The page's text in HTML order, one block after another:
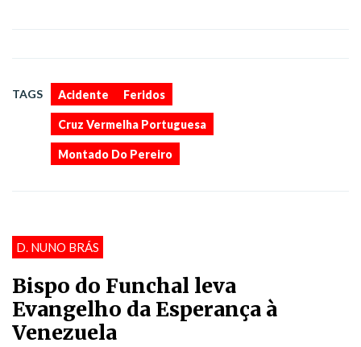
TAGS Acidente Feridos
Cruz Vermelha Portuguesa
Montado Do Pereiro
D. NUNO BRÁS
Bispo do Funchal leva
Evangelho da Esperança à
Venezuela